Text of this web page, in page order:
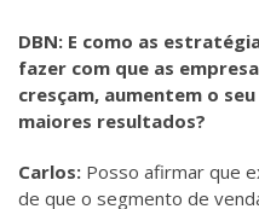
DBN: E como as
fazer com que as
cresçam, aumentem o
maiores resultados?
Carlos: Posso afirmar que
de que o segmento de